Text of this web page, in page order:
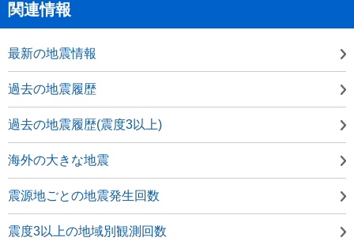
関連情報
最新の地震情報
過去の地震履歴
過去の地震履歴(震度3以上)
海外の大きな地震
震源地ごとの地震発生回数
震度3以上の地域別観測回数